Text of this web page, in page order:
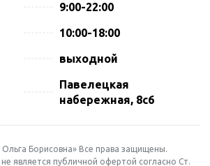
9:00-22:00
10:00-18:00
выходной
Павелецкая
набережная, 8с6
Борисовна» Все права защищены.
является публичной офертой согласно Ст.